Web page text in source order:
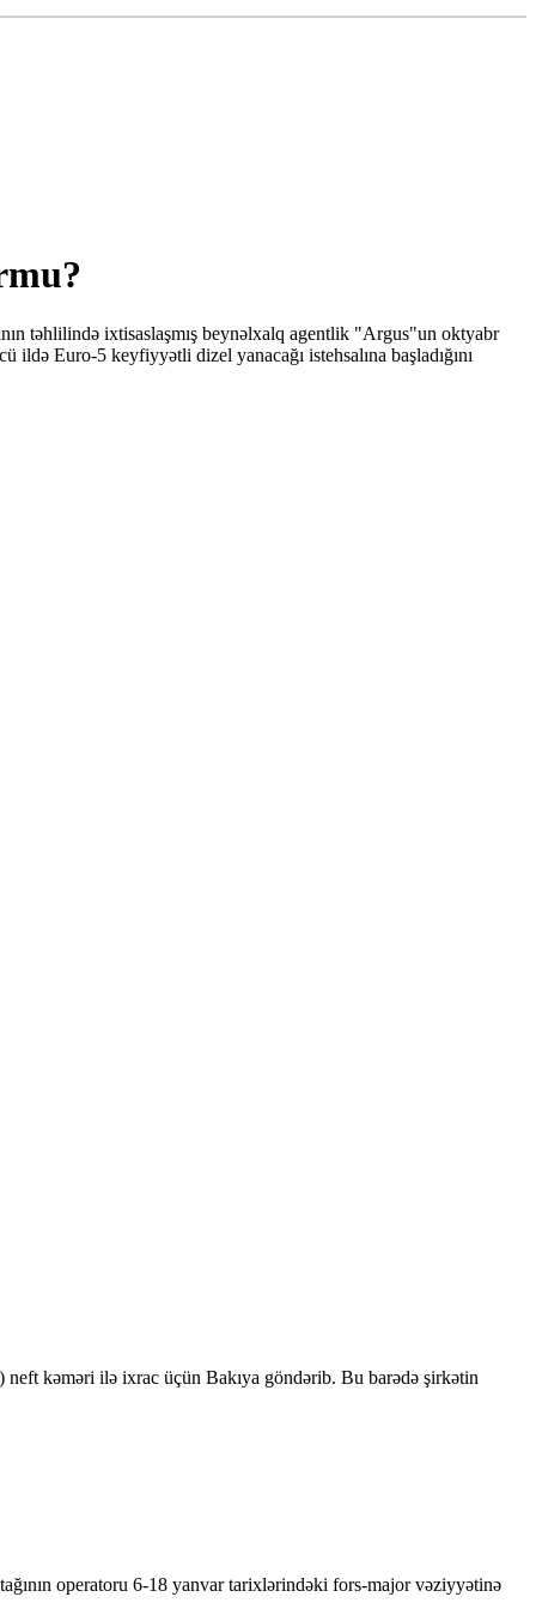
təhlilində ixtisaslaşmış beynəlxalq agentlik "Argus"un oktyabr
Euro-5 keyfiyyətli dizel yanacağı istehsalına başladığını
kəməri ilə ixrac üçün Bakıya göndərib. Bu barədə şirkətin
operatoru 6-18 yanvar tarixlərindəki fors-major vəziyyətinə